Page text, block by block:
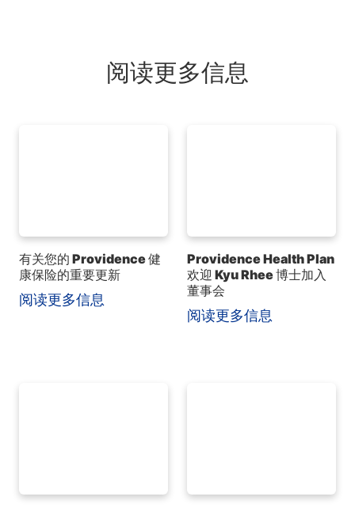
阅读更多信息
有关您的 Providence 健
康保险的重要更新
阅读更多信息
Providence Health Plan
欢迎 Kyu Rhee 博士加入
董事会
阅读更多信息